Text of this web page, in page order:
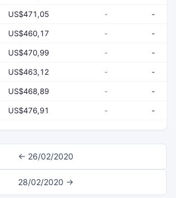
US$471,05 - -
US$460,17 - -
US$470,99 - -
US$463,12 - -
US$468,89 - -
US$476,91 - -
← 26/02/2020
28/02/2020 →